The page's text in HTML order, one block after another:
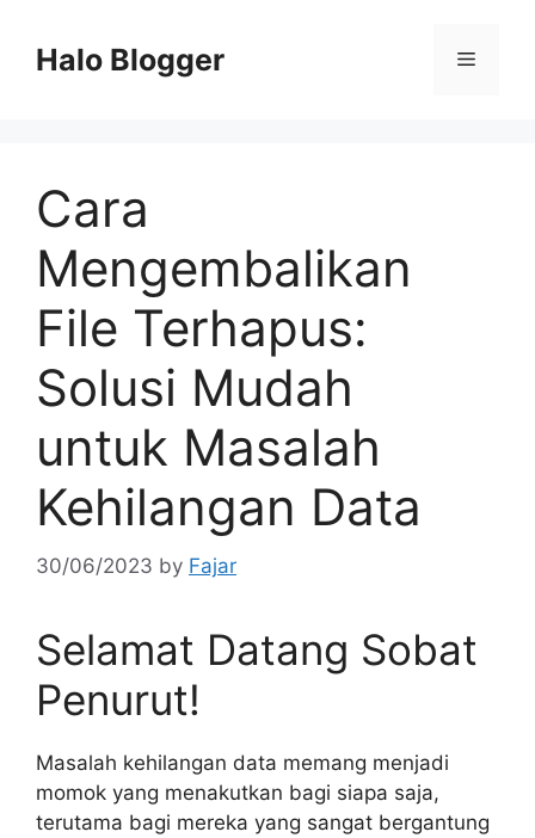
contentHalo Blogger Menu
Cara
Mengembalikan
File Terhapus:
Solusi Mudah
untuk Masalah
Kehilangan Data
30/06/2023 by Fajar
Selamat Datang Sobat
Penurut!
Masalah kehilangan data memang menjadi
momok yang menakutkan bagi siapa saja,
terutama bagi mereka yang sangat bergantung